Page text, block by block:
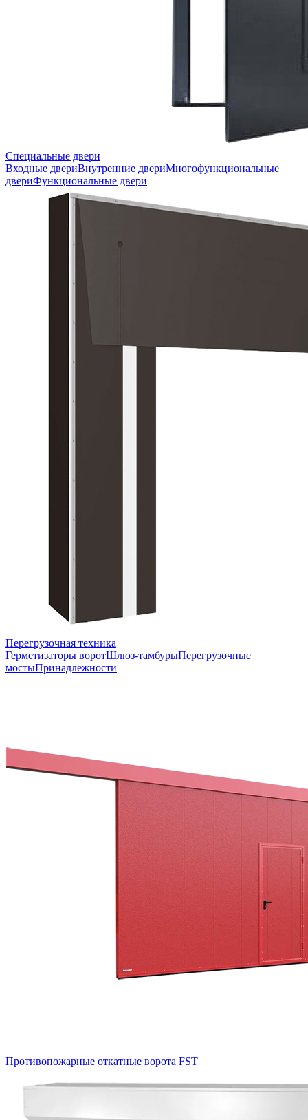
Специальные двери
Входные двериВнутренние двериМногофункциональные
двериФункциональные двери
Перегрузочная техника
Герметизаторы воротШлюз-тамбурыПерегрузочные
мостыПринадлежности
Противопожарные откатные ворота FST